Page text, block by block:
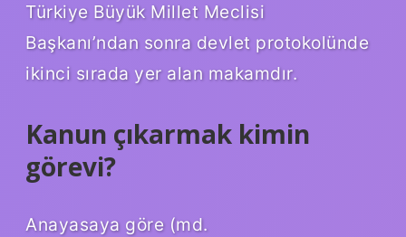
Türkiye Büyük Millet Meclisi
Başkanı’ndan sonra devlet protokolünde
ikinci sırada yer alan makamdır.
Kanun çıkarmak kimin
görevi?
Anayasaya göre (md.